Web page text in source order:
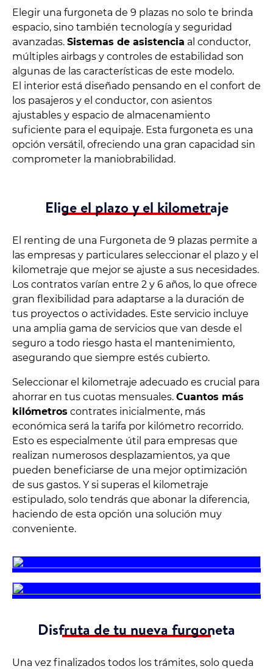
Elegir una furgoneta de 9 plazas no solo te brinda
espacio, sino también tecnología y seguridad
avanzadas. Sistemas de asistencia al conductor,
múltiples airbags y controles de estabilidad son
algunas de las características de este modelo.
El interior está diseñado pensando en el confort de
los pasajeros y el conductor, con asientos
ajustables y espacio de almacenamiento
suficiente para el equipaje. Esta furgoneta es una
opción versátil, ofreciendo una gran capacidad sin
comprometer la maniobrabilidad.
Elige el plazo y el kilometraje
El renting de una Furgoneta de 9 plazas permite a
las empresas y particulares seleccionar el plazo y el
kilometraje que mejor se ajuste a sus necesidades.
Los contratos varían entre 2 y 6 años, lo que ofrece
gran flexibilidad para adaptarse a la duración de
tus proyectos o actividades. Este servicio incluye
una amplia gama de servicios que van desde el
seguro a todo riesgo hasta el mantenimiento,
asegurando que siempre estés cubierto.
Seleccionar el kilometraje adecuado es crucial para
ahorrar en tus cuotas mensuales. Cuantos más
kilómetros contrates inicialmente, más
económica será la tarifa por kilómetro recorrido.
Esto es especialmente útil para empresas que
realizan numerosos desplazamientos, ya que
pueden beneficiarse de una mejor optimización
de sus gastos. Y si superas el kilometraje
estipulado, solo tendrás que abonar la diferencia,
haciendo de esta opción una solución muy
conveniente.
Disfruta de tu nueva furgoneta
Una vez finalizados todos los trámites, solo queda